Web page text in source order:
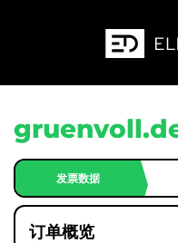
发票数据
订单概览